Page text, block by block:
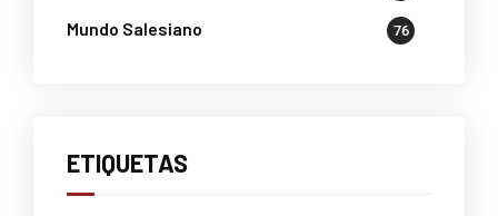
Mundo Salesiano 76
ETIQUETAS